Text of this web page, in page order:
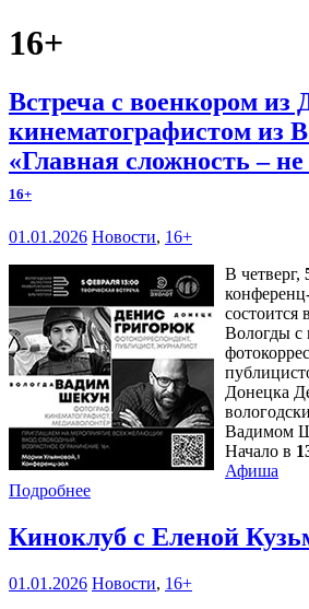
16+
Встреча с военкором из
кинематографистом из
«Главная сложность –
16+
01.01.2026 Новости, 16+
В четверг,
состоится
Вологды с
Донецка
Вадимом
Начало в
Афиша
Подробнее
Киноклуб с Еленой
01.01.2026 Новости, 16+